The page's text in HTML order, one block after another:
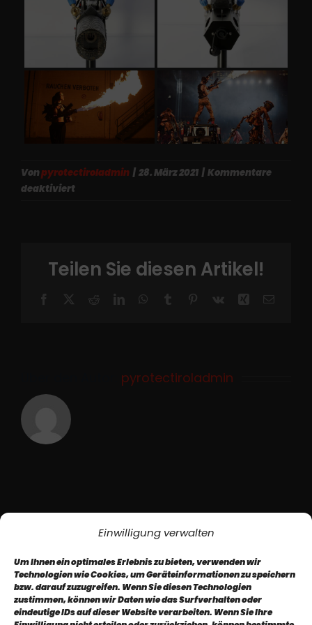
Einwilligung verwalten
Um Ihnen ein optimales Erlebnis zu bieten, verwenden wir
Technologien wie Cookies, um Geräteinformationen zu speichern
bzw. darauf zuzugreifen. Wenn Sie diesen Technologien
zustimmen, können wir Daten wie das Surfverhalten oder
eindeutige IDs auf dieser Website verarbeiten. Wenn Sie Ihre
Vonpyrotectiroladmin | 28. März 2021 | Kommentare
deaktiviertfür
Teilen Sie diesen Artikel!
Facebook RedditLinkedInWhatsApp
Tumblr Pinterest
Vk Xing E-
pyrotectiroladmin
Impressum AGB Datenschutz